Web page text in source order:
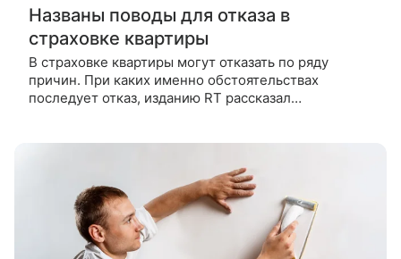
Названы поводы для отказа в
страховке квартиры
В страховке квартиры могут отказать по ряду
причин. При каких именно обстоятельствах
последует отказ, изданию RT рассказал